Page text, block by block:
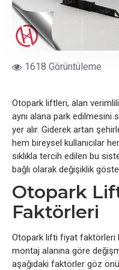
1618 Görüntüleme
Otopark liftleri, alan
aynı alana park edilmesini
yer alır. Giderek artan
hem bireysel kullanıcılar
sıklıkla tercih edilen bu
bağlı olarak değişiklik
Otopark
Faktörleri
Otopark lifti fiyat faktörleri
montaj alanına göre
aşağıdaki faktörler göz